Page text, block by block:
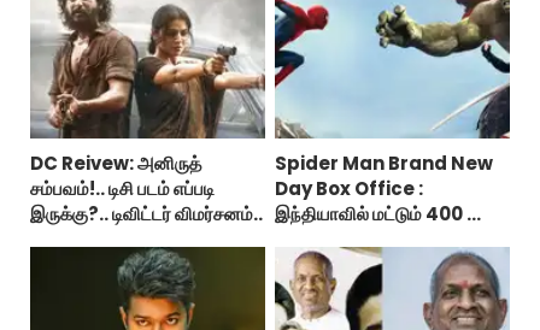
DC Reivew: அனிருத்
சம்பவம்!.. டிசி படம் எப்படி
இருக்கு?.. டிவிட்டர் விமர்சனம்..
Spider Man Brand New
Day Box Office :
இந்தியாவில் மட்டும் 400 கோடி
பிராண்ட் நியூ டே?